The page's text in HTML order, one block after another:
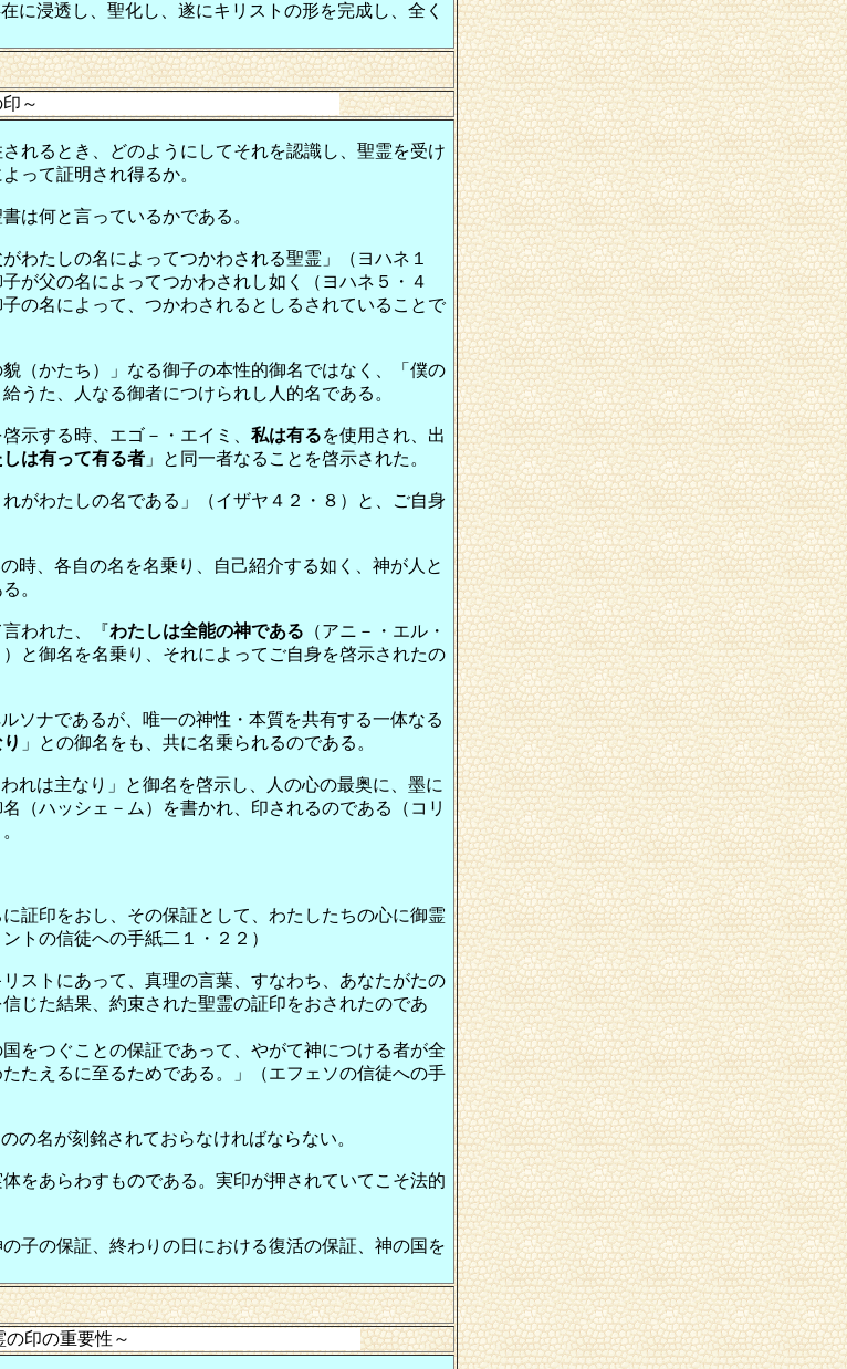
に浸透し、聖化し、遂にキリストの形を完成し、全く
れるとき、どのようにしてそれを認識し、聖霊を受け
って証明され得るか。
は何と言っているかである。
わたしの名によってつかわされる聖霊」（ヨハネ１
が父の名によってつかわされし如く（ヨハネ５・４
の名によって、つかわされるとしるされていることで
（かたち）」なる御子の本性的御名ではなく、「僕の
うた、人なる御者につけられし人的名である。
示する時、エゴ－・エイミ、 私は有るを使用され、出
は有って有る者 」と同一者なることを啓示された。
れがわたしの名である」（イザヤ４２・８）と、ご自身
時、各自の名を名乗り、自己紹介する如く、神が人と
。
言われた、『わたしは全能の神である （アニ－・エル・
と御名を名乗り、それによってご自身を啓示されたの
ソナであるが、唯一の神性・本質を共有する一体なる
」との御名をも、共に名乗られるのである。
れは主なり」と御名を啓示し、人の心の最奥に、墨に
（ハッシェ－ム）を書かれ、印されるのである（コリ
に証印をおし、その保証として、わたしたちの心に御霊
トの信徒への手紙二１・２２）
リストにあって、真理の言葉、すなわち、あなたがたの
じた結果、約束された聖霊の証印をおされたのであ
をつぐことの保証であって、やがて神につける者が全
たえるに至るためである。」（エフェソの信徒への手
の名が刻銘されておらなければならない。
をあらわすものである。実印が押されていてこそ法的
子の保証、終わりの日における復活の保証、神の国を
性～